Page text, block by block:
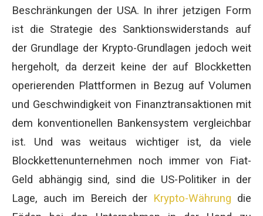
Beschränkungen der USA. In ihrer jetzigen Form
ist die Strategie des Sanktionswiderstands auf
der Grundlage der Krypto-Grundlagen jedoch weit
hergeholt, da derzeit keine der auf Blockketten
operierenden Plattformen in Bezug auf Volumen
und Geschwindigkeit von Finanztransaktionen mit
dem konventionellen Bankensystem vergleichbar
ist. Und was weitaus wichtiger ist, da viele
Blockkettenunternehmen noch immer von Fiat-
Geld abhängig sind, sind die US-Politiker in der
Lage, auch im Bereich der Krypto-Währung die